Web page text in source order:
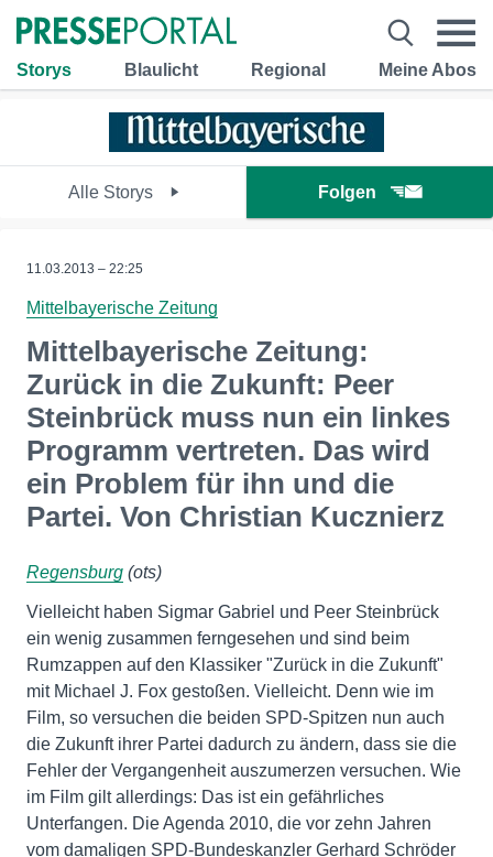
Storys Blaulicht Regional Meine Abos
Alle Storys Folgen
11.03.2013 – 22:25
Mittelbayerische Zeitung
Mittelbayerische Zeitung:
Zurück in die Zukunft: Peer
Steinbrück muss nun ein linkes
Programm vertreten. Das wird
ein Problem für ihn und die
Partei. Von Christian Kucznierz
Regensburg (ots)
Vielleicht haben Sigmar Gabriel und Peer Steinbrück
ein wenig zusammen ferngesehen und sind beim
Rumzappen auf den Klassiker "Zurück in die Zukunft"
mit Michael J. Fox gestoßen. Vielleicht. Denn wie im
Film, so versuchen die beiden SPD-Spitzen nun auch
die Zukunft ihrer Partei dadurch zu ändern, dass sie die
Fehler der Vergangenheit auszumerzen versuchen. Wie
im Film gilt allerdings: Das ist ein gefährliches
Unterfangen. Die Agenda 2010, die vor zehn Jahren
vom damaligen SPD-Bundeskanzler Gerhard Schröder